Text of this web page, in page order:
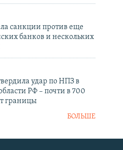
санкции против еще
банков и нескольких
удар по НПЗ в
РФ – почти в 700
границы
БОЛЬШЕ